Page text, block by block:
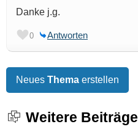
Danke j.g.
0 Antworten
Neues Thema erstellen
Weitere Beiträge